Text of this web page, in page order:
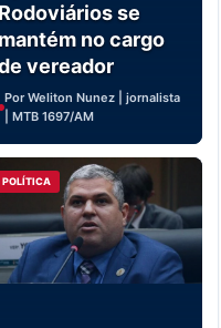
Rodoviários se
mantém no cargo
vereador
Por Weliton Nunez | jornalista
| MTB 1697/AM
POLÍTICA